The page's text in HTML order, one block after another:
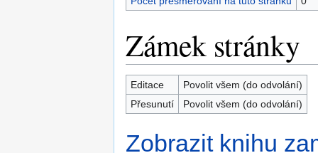
Zámek stránky
Editace
Povolit všem (do odvolání)
Přesunutí
Povolit všem (do odvolání)
Zobrazit knihu